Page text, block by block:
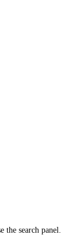
the search panel.